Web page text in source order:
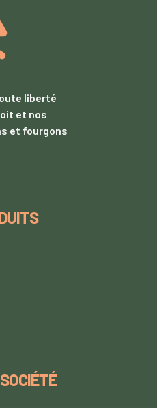
liberté
et nos
et fourgons